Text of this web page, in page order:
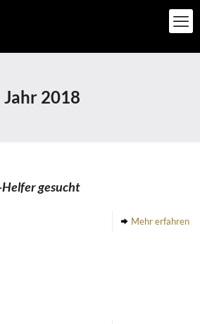
Jahr 2018
gesucht
Mehr erfahren